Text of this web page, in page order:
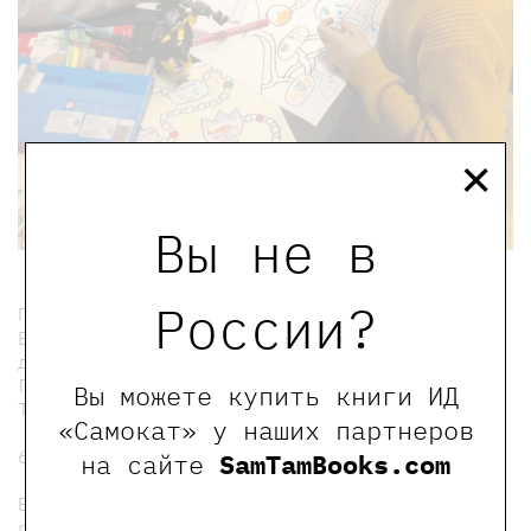
Вы не в
России?
Вы можете купить книги ИД
«Самокат» у наших партнеров
на сайте SamTamBooks.com
×
Проводником в муравьиные царства станет
Елена Антипова - методист по работе с
детьми и научный сотрудник
Государственный Биологический музей им.
Тимирязева.
6+
Билет необходимо приобрести только для